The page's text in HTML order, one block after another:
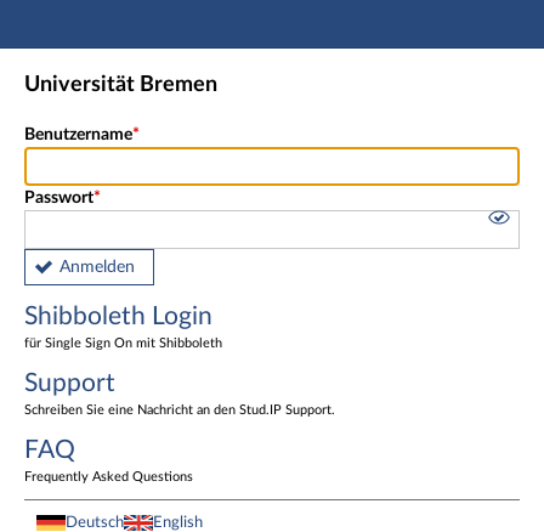
Hauptnavigation
Shibboleth Login
Universität Bremen
Benutzername
Passwort
Anmelden
Shibboleth Login
für Single Sign On mit Shibboleth
Support
Schreiben Sie eine Nachricht an den Stud.IP Support.
FAQ
Frequently Asked Questions
Deutsch English